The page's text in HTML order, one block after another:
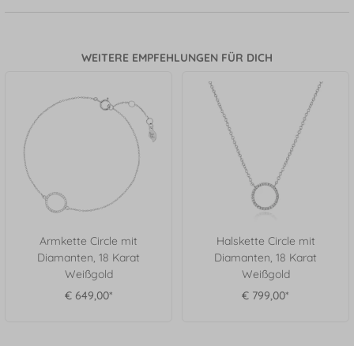
WEITERE EMPFEHLUNGEN FÜR DICH
Armkette Circle mit
Diamanten, 18 Karat
Weißgold
€ 649,00*
Halskette Circle mit
Diamanten, 18 Karat
Weißgold
€ 799,00*